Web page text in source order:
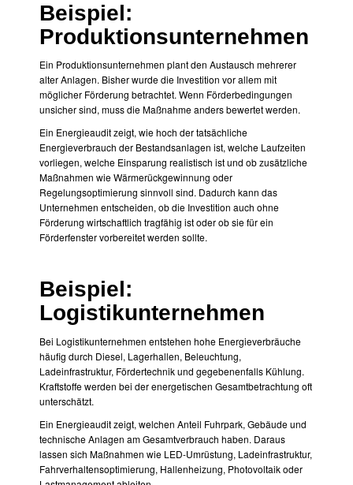
Beispiel:
Produktionsunternehmen
Ein Produktionsunternehmen plant den Austausch mehrerer
alter Anlagen. Bisher wurde die Investition vor allem mit
möglicher Förderung betrachtet. Wenn Förderbedingungen
unsicher sind, muss die Maßnahme anders bewertet werden.
Ein Energieaudit zeigt, wie hoch der tatsächliche
Energieverbrauch der Bestandsanlagen ist, welche Laufzeiten
vorliegen, welche Einsparung realistisch ist und ob zusätzliche
Maßnahmen wie Wärmerückgewinnung oder
Regelungsoptimierung sinnvoll sind. Dadurch kann das
Unternehmen entscheiden, ob die Investition auch ohne
Förderung wirtschaftlich tragfähig ist oder ob sie für ein
Förderfenster vorbereitet werden sollte.
Beispiel:
Logistikunternehmen
Bei Logistikunternehmen entstehen hohe Energieverbräuche
häufig durch Diesel, Lagerhallen, Beleuchtung,
Ladeinfrastruktur, Fördertechnik und gegebenenfalls Kühlung.
Kraftstoffe werden bei der energetischen Gesamtbetrachtung oft
unterschätzt.
Ein Energieaudit zeigt, welchen Anteil Fuhrpark, Gebäude und
technische Anlagen am Gesamtverbrauch haben. Daraus
lassen sich Maßnahmen wie LED-Umrüstung, Ladeinfrastruktur,
Fahrverhaltensoptimierung, Hallenheizung, Photovoltaik oder